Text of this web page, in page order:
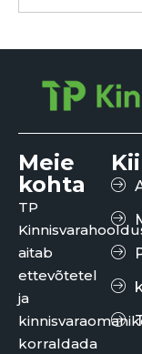
Meie
kohta
TP
aitab
ettevõtetel
ja
korraldada